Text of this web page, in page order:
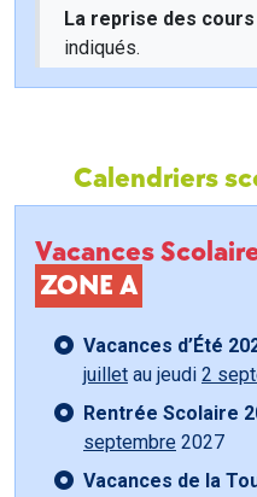
La reprise des cours
indiqués.
Calendriers
Vacances
ZONE A
Vacances d’Été
juillet au jeudi 2
Rentrée Scolaire
septembre 2027
Vacances de la